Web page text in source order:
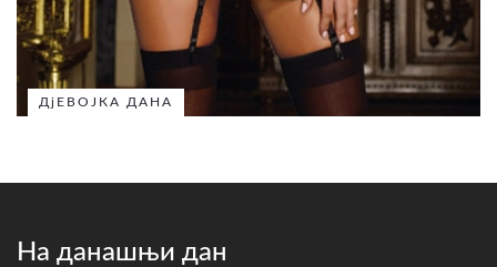
ДјЕВОЈКА ДАНА
На данашњи дан